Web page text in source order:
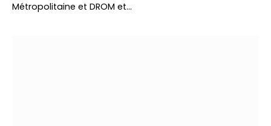
Métropolitaine et DROM et…